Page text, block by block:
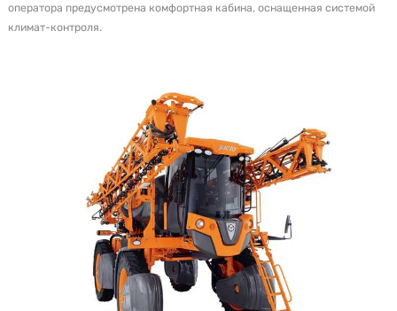
оператора предусмотрена комфортная кабина, оснащенная системой
климат-контроля.